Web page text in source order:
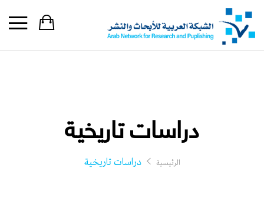
دراسات تاريخية
الرئيسية دراسات تاريخية